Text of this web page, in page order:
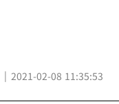
2021-02-08 11:35:53